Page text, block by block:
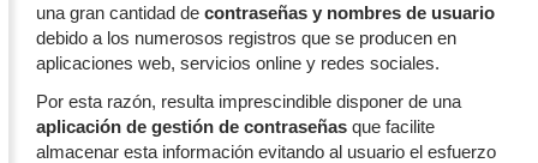
una gran cantidad de contraseñas y nombres de usuario
debido a los numerosos registros que se producen en
aplicaciones web, servicios online y redes sociales.
Por esta razón, resulta imprescindible disponer de una
aplicación de gestión de contraseñas que facilite
almacenar esta información evitando al usuario el esfuerzo